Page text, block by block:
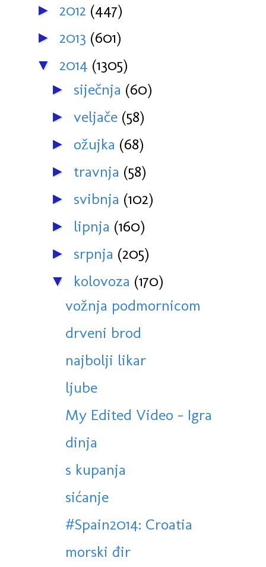
► 2012 (447)
► 2013 (601)
▼ 2014 (1305)
► siječnja (60)
► veljače (58)
► ožujka (68)
► travnja (58)
► svibnja (102)
► lipnja (160)
► srpnja (205)
▼ kolovoza (170)
vožnja podmornicom
drveni brod
najbolji likar
ljube
My Edited Video - Igra
dinja
s kupanja
sićanje
#Spain2014: Croatia
morski đir